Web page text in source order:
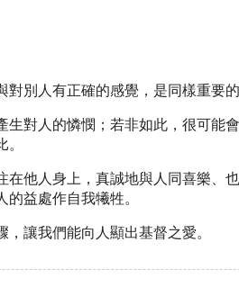
對別人有正確的感覺，是同樣重要
生對人的憐憫；若非如此，很可能
在他人身上，真誠地與人同喜樂、
益處作自我犧牲。
讓我們能向人顯出基督之愛。